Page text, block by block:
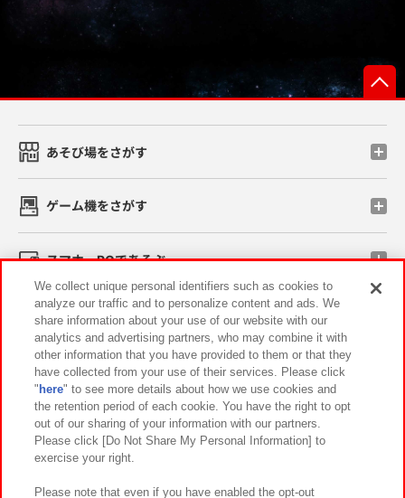
あそび場をさがす
ゲーム機をさがす
スマホ・PCであそぶ
イベント・キャンペーン
関連会社 サステナビリティ サイトポリシー
プライバシーポリシー ウェブアクセシビリティ方針と検証結果
お取引先さまとともに
カスタマーハラスメント対応方針 よくあるご質問・お問い合わせ
We collect unique personal identifiers such as cookies to
analyze our traffic and to personalize content and ads. We
share information about your use of our website with our
analytics and advertising partners, who may combine it with
other information that you have provided to them or that they
have collected from your use of their services. Please click
" here" to see more details about how we use cookies and
the retention period of each cookie. You have the right to opt
out of our sharing of your information with our partners.
Please click [Do Not Share My Personal Information] to
exercise your right.
Please note that even if you have enabled the opt-out